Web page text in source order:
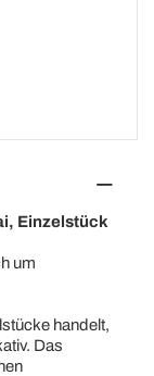
Einzelstück
um
handelt,
Das